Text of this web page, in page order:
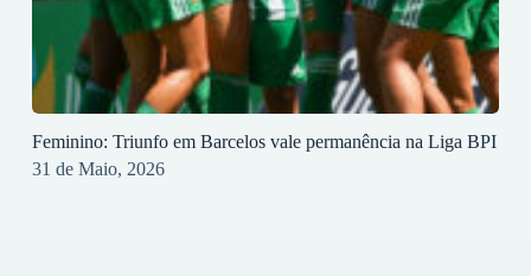
Feminino: Triunfo em Barcelos vale permanência na Liga BPI
31 de Maio, 2026